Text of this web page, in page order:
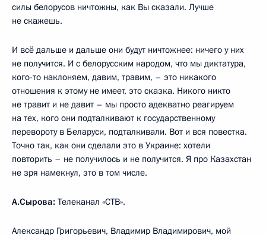
силы белорусов ничтожны, как Вы сказали. Лучше
не скажешь.
И всё дальше и дальше они будут ничтожнее: ничего у них
не получится. И с белорусским народом, что мы диктатура,
кого-то наклоняем, давим, травим, – это никакого
отношения к этому не имеет, это сказка. Никого никто
не травит и не давит – мы просто адекватно реагируем
на тех, кого они подталкивают к государственному
перевороту в Беларуси, подталкивали. Вот и вся повестка.
Точно так, как они сделали это в Украине: хотели
повторить – не получилось и не получится. Я про Казахстан
не зря намекнул, это в том числе.
А.Сырова: Телеканал «СТВ».
Александр Григорьевич, Владимир Владимирович, мой